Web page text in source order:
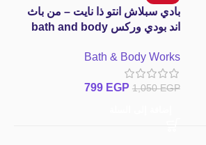
بادي سبلاش انتو ذا نايت – من باث
اند بودي وركس bath and body
Fragrance Mist
Bath & Body Works
1,050EGP
799 EGP